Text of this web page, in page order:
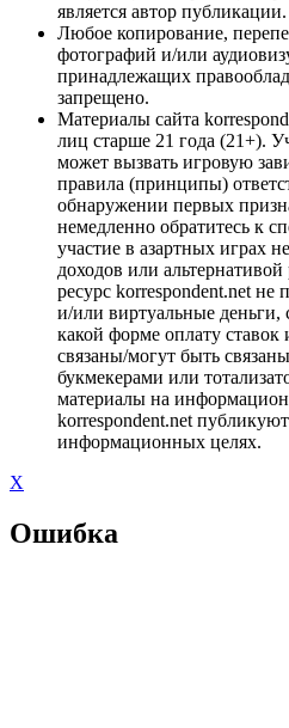
является автор публикации.
Любое копирование,
фотографий и/или
принадлежащих
запрещено.
Материалы сайта
лиц старше 21 года (21+).
может вызвать игровую
правила (принципы)
обнаружении первых
немедленно обратитесь к
участие в азартных играх
доходов или
ресурс korrespondent.net
и/или виртуальные деньги,
какой форме оплату
связаны/могут быть
букмекерами или
материалы на
korrespondent.net
информационных целях.
X
Ошибка